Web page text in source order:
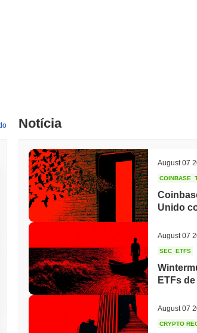
Notícia
August 07
COINBASE
Unido
August 07
SEC ETFS
ETFs
August 07
CRYPTO